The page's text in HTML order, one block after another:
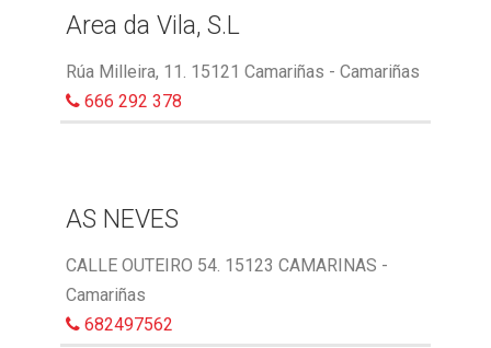
Area da Vila, S.L
Rúa Milleira, 11. 15121 Camariñas - Camariñas
666 292 378
AS NEVES
CALLE OUTEIRO 54. 15123 CAMARINAS -
Camariñas
682497562